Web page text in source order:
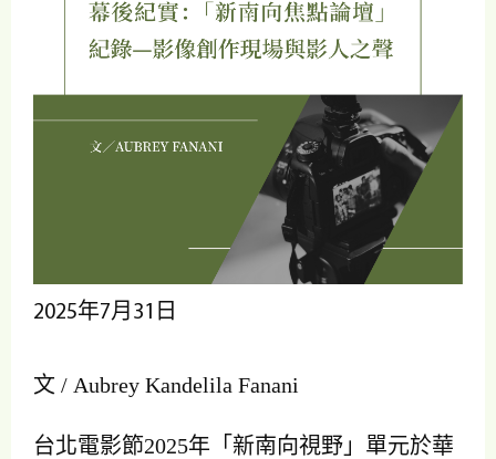
2025年7月31日
文 / Aubrey Kandelila Fanani
台北電影節2025年「新南向視野」單元於華